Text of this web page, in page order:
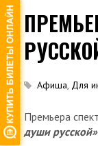
Афиша, Для
Премьера
души русской»